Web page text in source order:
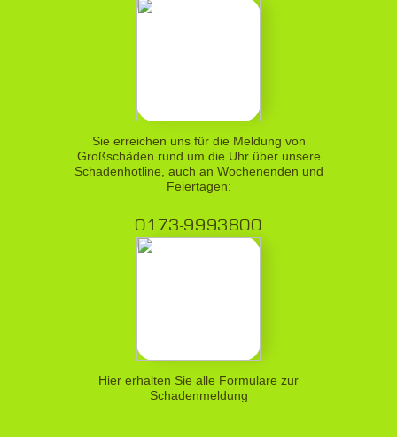
Sie erreichen uns für die Meldung von
Großschäden rund um die Uhr über unsere
Schadenhotline, auch an Wochenenden und
Feiertagen:
0173-9993800
Hier erhalten Sie alle Formulare zur
Schadenmeldung